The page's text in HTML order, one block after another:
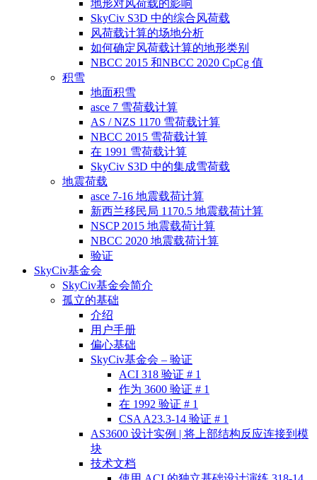
地形对风荷载的影响
SkyCiv S3D 中的综合风荷载
风荷载计算的场地分析
如何确定风荷载计算的地形类别
NBCC 2015 和NBCC 2020 CpCg 值
积雪
地面积雪
asce 7 雪荷载计算
AS / NZS 1170 雪荷载计算
NBCC 2015 雪荷载计算
在 1991 雪荷载计算
SkyCiv S3D 中的集成雪荷载
地震荷载
asce 7-16 地震载荷计算
新西兰移民局 1170.5 地震载荷计算
NSCP 2015 地震载荷计算
NBCC 2020 地震载荷计算
验证
SkyCiv基金会
SkyCiv基金会简介
孤立的基础
介绍
用户手册
偏心基础
SkyCiv基金会 – 验证
ACI 318 验证 # 1
作为 3600 验证 # 1
在 1992 验证 # 1
CSA A23.3-14 验证 # 1
AS3600 设计实例 | 将上部结构反应连接到模
块
技术文档